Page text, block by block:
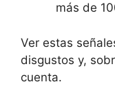
más de
Ver estas
disgustos y,
cuenta.